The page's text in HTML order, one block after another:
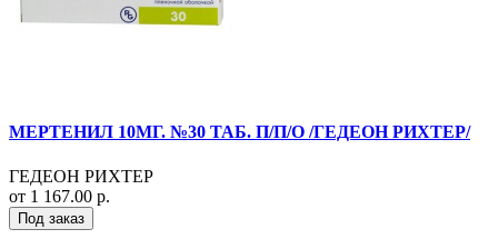
МЕРТЕНИЛ 10МГ. №30 ТАБ. П/П/О /ГЕДЕОН РИХТЕР/
ГЕДЕОН РИХТЕР
от 1 167.00 р.
Под заказ